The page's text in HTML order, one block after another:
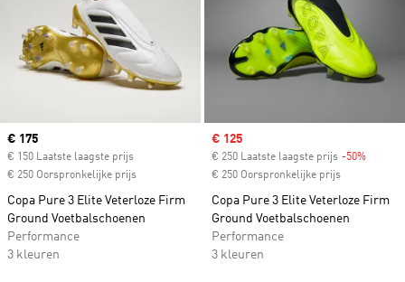
Current price
€ 175
€ 150 Laatste laagste prijs
€ 250 Oorspronkelijke prijs
Copa Pure 3 Elite Veterloze Firm
Ground Voetbalschoenen
Performance
3 kleuren
Sale price
€ 125
€ 250 Laatste laagste prijs -50%
€ 250 Oorspronkelijke prijs
Copa Pure 3 Elite Veterloze Firm
Ground Voetbalschoenen
Performance
3 kleuren